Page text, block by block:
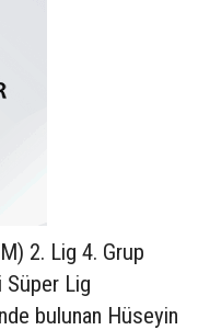
2. Lig 4. Grup
Süper Lig
bulunan Hüseyin